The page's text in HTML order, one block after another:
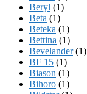
Beryl (1)
Beta (1)
Beteka (1)
Bettina (1)
Bevelander(1)
BF 15 (1)
Biason (1)
Bihoro (1)